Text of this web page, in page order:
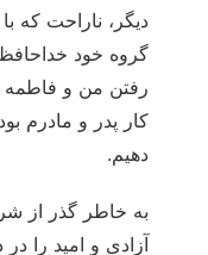
دیگر، ناراحت که
گروه خود
رفتن من و فاطمه
کار پدر و مادرم
دهیم.
به خاطر گذر از
آزادی و امید را